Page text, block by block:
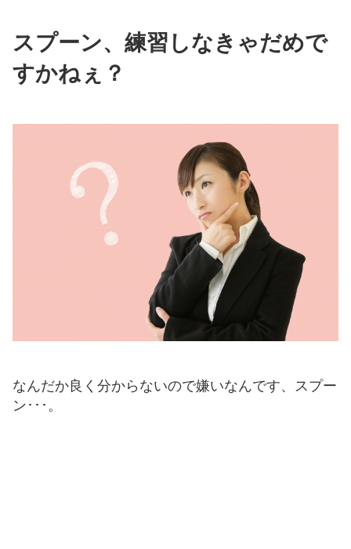
スプーン、練習しなきゃだめで
すかねぇ？
なんだか良く分からないので嫌いなんです、スプー
ン･･･。